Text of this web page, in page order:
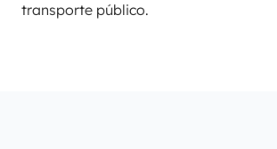
transporte público.